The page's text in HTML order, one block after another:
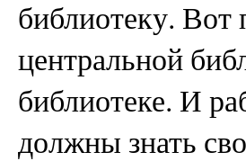
библиотеку.
центральной
библиотеке. И
должны знать